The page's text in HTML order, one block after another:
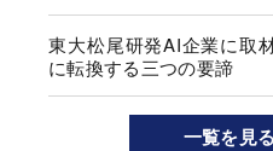
東大松尾研発AI企業に取
に転換する三つの要諦
一覧を見る